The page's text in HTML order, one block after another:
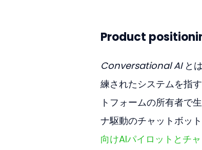
Product
Conversational AI と
練されたシステムを指
トフォームの所有者で
ナ駆動のチャットボッ
向けAIパイロットとチ